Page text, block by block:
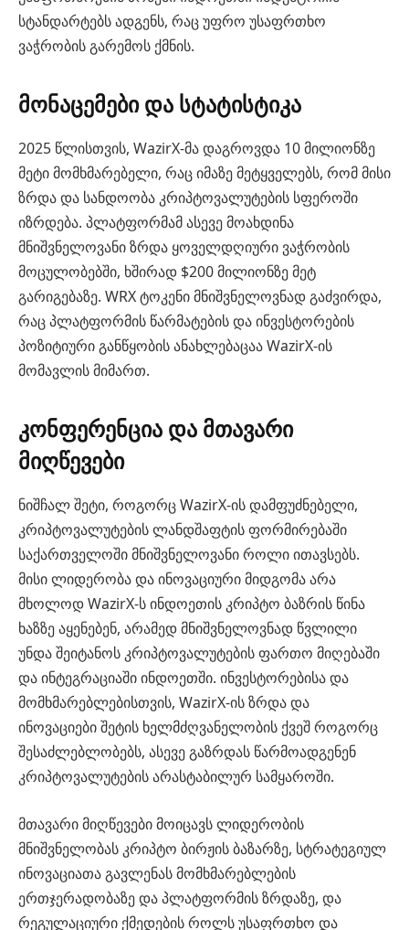
სტანდარტებს ადგენს, რაც უფრო უსაფრთხო
ვაჭრობის გარემოს ქმნის.
მონაცემები და სტატისტიკა
2025 წლისთვის, WazirX-მა დაგროვდა 10 მილიონზე
მეტი მომხმარებელი, რაც იმაზე მეტყველებს, რომ მისი
ზრდა და სანდოობა კრიპტოვალუტების სფეროში
იზრდება. პლატფორმამ ასევე მოახდინა
მნიშვნელოვანი ზრდა ყოველდღიური ვაჭრობის
მოცულობებში, ხშირად $200 მილიონზე მეტ
გარიგებაზე. WRX ტოკენი მნიშვნელოვნად გაძვირდა,
რაც პლატფორმის წარმატების და ინვესტორების
პოზიტიური განწყობის ანახლებაცაა WazirX-ის
მომავლის მიმართ.
კონფერენცია და მთავარი
მიღწევები
ნიშჩალ შეტი, როგორც WazirX-ის დამფუძნებელი,
კრიპტოვალუტების ლანდშაფტის ფორმირებაში
საქართველოში მნიშვნელოვანი როლი ითავსებს.
მისი ლიდერობა და ინოვაციური მიდგომა არა
მხოლოდ WazirX-ს ინდოეთის კრიპტო ბაზრის წინა
ხაზზე აყენებენ, არამედ მნიშვნელოვნად წვლილი
უნდა შეიტანოს კრიპტოვალუტების ფართო მიღებაში
და ინტეგრაციაში ინდოეთში. ინვესტორებისა და
მომხმარებლებისთვის, WazirX-ის ზრდა და
ინოვაციები შეტის ხელმძღვანელობის ქვეშ როგორც
შესაძლებლობებს, ასევე გაზრდას წარმოადგენენ
კრიპტოვალუტების არასტაბილურ სამყაროში.
მთავარი მიღწევები მოიცავს ლიდერობის
მნიშვნელობას კრიპტო ბირჟის ბაზარზე, სტრატეგიულ
ინოვაციათა გავლენას მომხმარებლების
ერთჯერადობაზე და პლატფორმის ზრდაზე, და
რეგულაციური ქმედების როლს უსაფრთხო და